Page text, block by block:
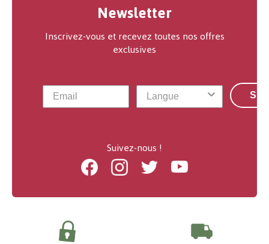
Newsletter
Inscrivez-vous et recevez toutes nos offres
exclusives
Suivez-nous !
FacebookInstagramTwitter Youtube